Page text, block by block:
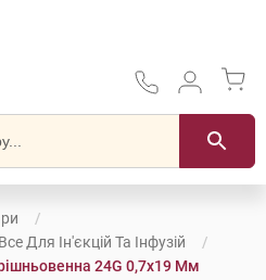
Все Для Ін'єкцій Та Інфузій
24G 0,7x19 Мм